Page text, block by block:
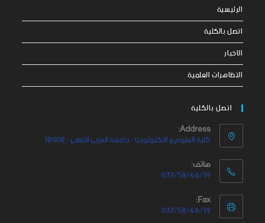
الرئيسية
اتصل بالكلية
الاخبار
التظاهرات العلمية
اتصل بالكلية
Address:
كلية العلوم و التكنولوجيا - جامعة العربي التبسي - 12002
هاتف:
037/58/46/19
Fax:
037/58/46/19